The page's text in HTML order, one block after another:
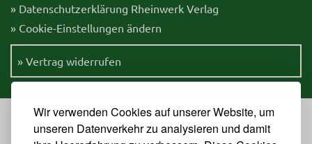
Wir verwenden Cookies auf unserer Website, um
unseren Datenverkehr zu analysieren und damit
» Datenschutzerklärung Rheinwerk Verlag
» Cookie-Einstellungen ändern
» Vertrag widerrufen